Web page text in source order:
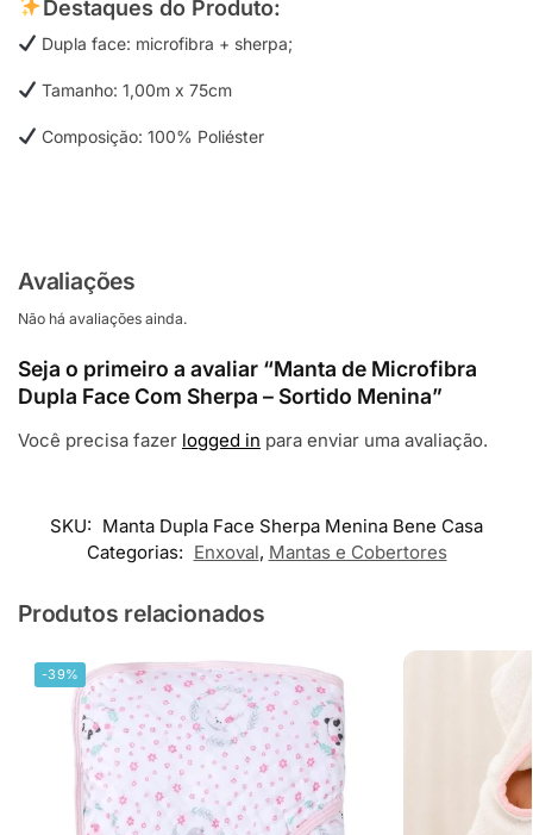
Destaques do Produto:
Dupla face: microfibra + sherpa;
Tamanho: 1,00m x 75cm
Composição: 100% Poliéster
Avaliações
Não há avaliações ainda.
Seja o primeiro a avaliar “Manta de Microfibra
Dupla Face Com Sherpa – Sortido Menina”
Você precisa fazer logged in para enviar uma avaliação.
SKU: Manta Dupla Face Sherpa Menina Bene Casa
Categorias: Enxoval, Mantas e Cobertores
Produtos relacionados
-39%